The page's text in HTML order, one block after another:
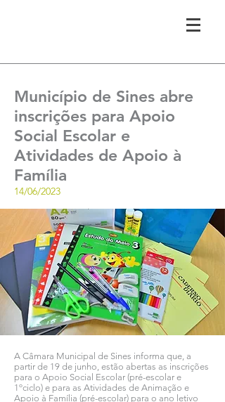
Município de Sines abre
inscrições para Apoio
Social Escolar e
Atividades de Apoio à
Família
14/06/2023
A Câmara Municipal de Sines informa que, a
partir de 19 de junho, estão abertas as inscrições
para o Apoio Social Escolar (pré-escolar e
1ºciclo) e para as Atividades de Animação e
Apoio à Família (pré-escolar) para o ano letivo